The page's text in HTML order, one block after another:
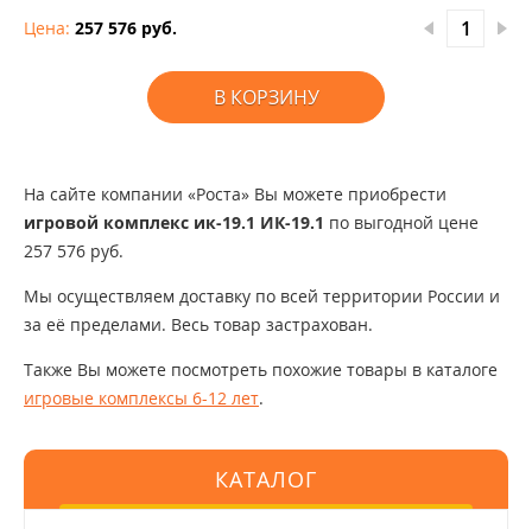
Цена: 257 576 руб.
В КОРЗИНУ
На сайте компании «Роста» Вы можете приобрести
игровой комплекс ик-19.1 ИК-19.1 по выгодной цене
257 576 руб.
Мы осуществляем доставку по всей территории России и
за её пределами. Весь товар застрахован.
Также Вы можете посмотреть похожие товары в каталоге
игровые комплексы 6-12 лет.
КАТАЛОГ